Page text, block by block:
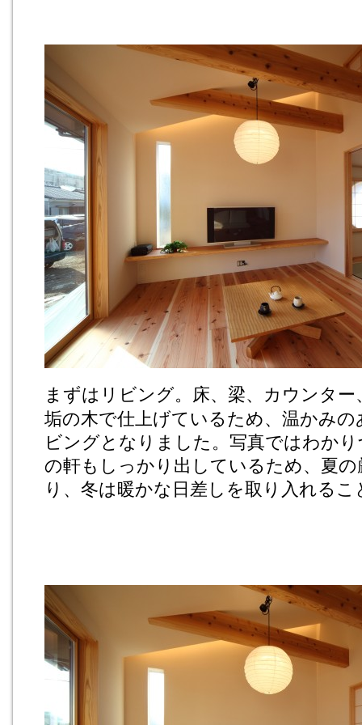
まずはリビング。 床、梁、カウンタ
垢の木で仕上げているため、 温かみの
ビングとなりました。写真ではわか
の軒もしっかり出しているため、夏
り、冬は暖かな日差しを取り入れる